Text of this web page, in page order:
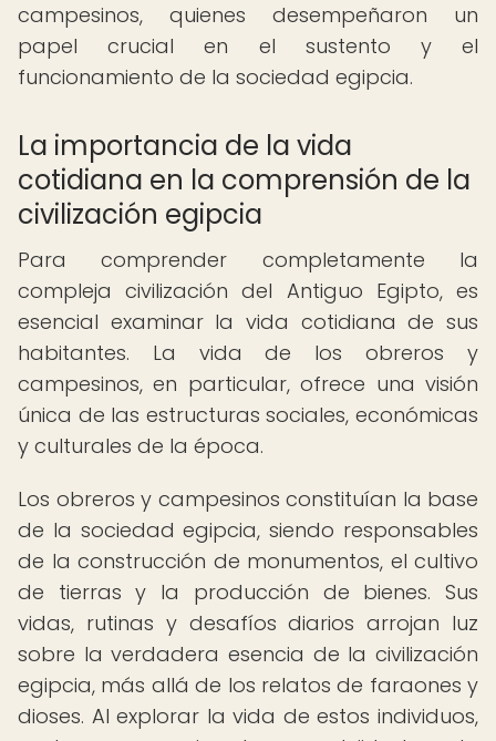
campesinos, quienes desempeñaron un
papel crucial en el sustento y el
funcionamiento de la sociedad egipcia.
La importancia de la vida
cotidiana en la comprensión de la
civilización egipcia
Para comprender completamente la
compleja civilización del Antiguo Egipto, es
esencial examinar la vida cotidiana de sus
habitantes. La vida de los obreros y
campesinos, en particular, ofrece una visión
única de las estructuras sociales, económicas
y culturales de la época.
Los obreros y campesinos constituían la base
de la sociedad egipcia, siendo responsables
de la construcción de monumentos, el cultivo
de tierras y la producción de bienes. Sus
vidas, rutinas y desafíos diarios arrojan luz
sobre la verdadera esencia de la civilización
egipcia, más allá de los relatos de faraones y
dioses. Al explorar la vida de estos individuos,